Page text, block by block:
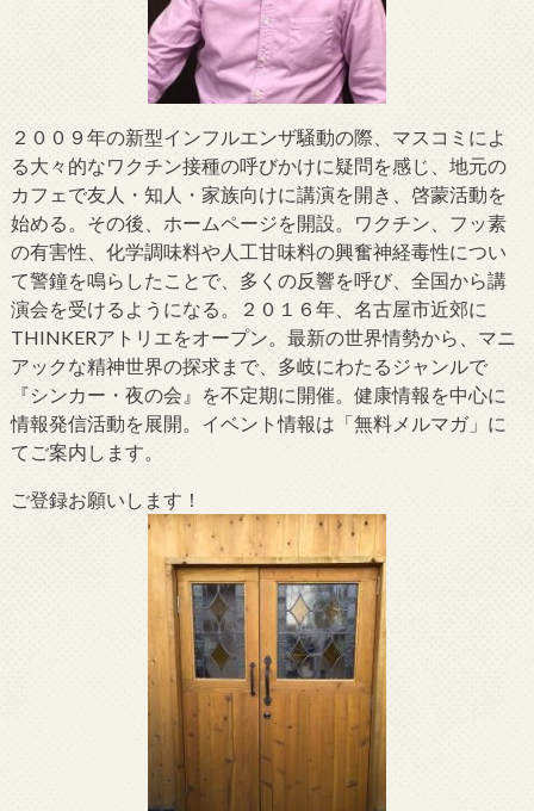
２００９年の新型インフルエンザ騒動の際、マスコミによ
る大々的なワクチン接種の呼びかけに疑問を感じ、地元の
カフェで友人・知人・家族向けに講演を開き、啓蒙活動を
始める。その後、ホームページを開設。ワクチン、フッ素
の有害性、化学調味料や人工甘味料の興奮神経毒性につい
て警鐘を鳴らしたことで、多くの反響を呼び、全国から講
演会を受けるようになる。２０１６年、名古屋市近郊に
THINKERアトリエをオープン。最新の世界情勢から、マニ
アックな精神世界の探求まで、多岐にわたるジャンルで
『シンカー・夜の会』を不定期に開催。健康情報を中心に
情報発信活動を展開。イベント情報は「無料メルマガ」に
てご案内します。
ご登録お願いします！